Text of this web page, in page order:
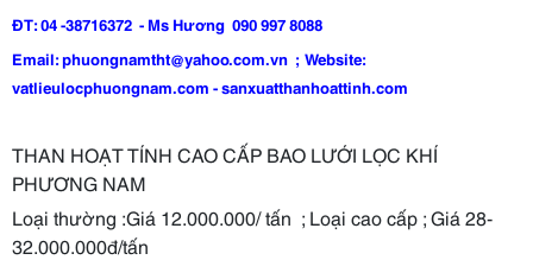
ĐT: 04 -38716372 - Ms Hương 090 997 8088
Email: phuongnamtht@yahoo.com.vn ; Website:
vatlieulocphuongnam.com - sanxuatthanhoattinh.com
THAN HOẠT TÍNH CAO CẤP BAO LƯỚI LỌC KHÍ
PHƯƠNG NAM
Loại thường :Giá 12.000.000/ tấn ; Loại cao cấp ; Giá 28-
32.000.000đ/tấn